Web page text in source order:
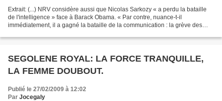
Extrait: (...) NRV considère aussi que Nicolas Sarkozy « a perdu la bataille
de l'intelligence » face à Barack Obama. « Par contre, nuance-t-il
immédiatement, il a gagné la bataille de la communication : la grève des
SEGOLENE ROYAL: LA FORCE TRANQUILLE,
LA FEMME DOUBOUT.
Publié le 27/02/2009 à 12:02
Par Jocegaly